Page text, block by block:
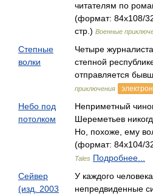
читателям по
(формат: 84x108/
стр.) Военные
Степные
волки
Четыре
степной
отправляется
приключения
Небо под
потолком
Неприметный
Шереметьев
Но, похоже, ему
(формат: 84x104/
Tales Подробнее...
Сейвер
(изд. 2003
У каждого
непредвиденные